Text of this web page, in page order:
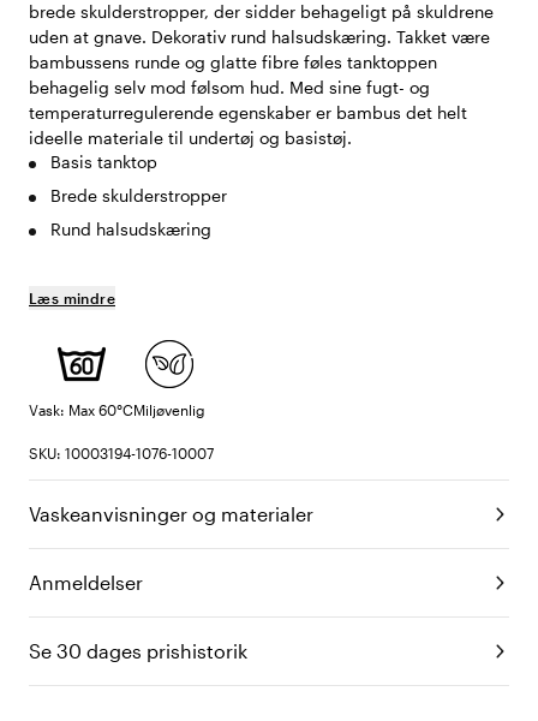
brede skulderstropper, der sidder behageligt på skuldrene
uden at gnave. Dekorativ rund halsudskæring. Takket være
bambussens runde og glatte fibre føles tanktoppen
behagelig selv mod følsom hud. Med sine fugt- og
temperaturregulerende egenskaber er bambus det helt
ideelle materiale til undertøj og basistøj.
Basis tanktop
Brede skulderstropper
Rund halsudskæring
Læs mindre
Vask: Max 60°CMiljøvenlig
SKU: 10003194-1076-10007
Vaskeanvisninger og materialer
Anmeldelser
Se 30 dages prishistorik